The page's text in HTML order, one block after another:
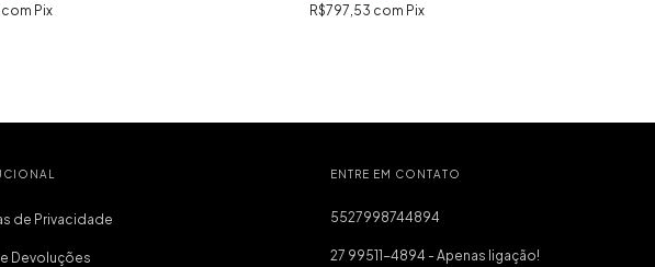
com Pix R$797,53 com Pix
de Privacidade
Devoluções
ENTRE EM CONTATO
5527998744894
27 99511-4894 - Apenas ligação!